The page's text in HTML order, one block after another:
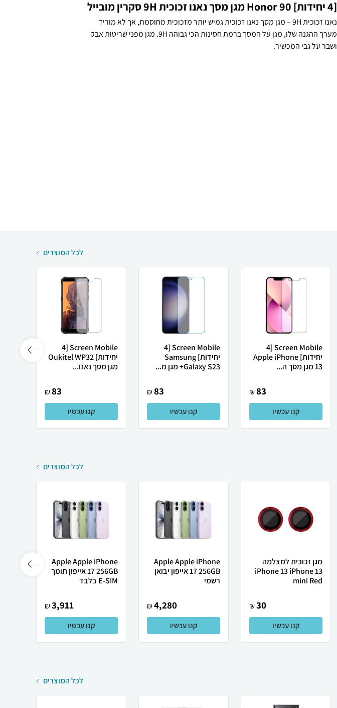
[4 יחידות] Honor 90 מגן מסך נאנו זכוכית 9H סקרין מובייל
נאנו זכוכית 9H – מגן מסך נאנו זכוכית גמיש יותר מזכוכית מחוסמת, אך לא מוריד
מערך ההגנה שלו, מגן על המסך ברמת חסינות הכי גבוהה 9H. מגן מפני שריטות אבק
ושבר על גבי המכשיר.
לכל המוצרים
Screen Mobile [4
יחידות] Apple iPhone
13 מגן מסך ה...
83
₪
קנו עכשיו
Screen Mobile [4
יחידות] Samsung
Galaxy S23+ מגן מ...
83
₪
קנו עכשיו
Screen Mobile [4
יחידות] Oukitel WP32
מגן מסך נאנו...
83
₪
קנו עכשיו
לכל המוצרים
מגן זכוכית למצלמה
iPhone 13 iPhone 13
mini Red
30
₪
קנו עכשיו
Apple Apple iPhone
17 256GB אייפון יבואן
רשמי
4,280
₪
קנו עכשיו
Apple Apple iPhone
17 256GB אייפון תומך
E-SIM בלבד
3,911
₪
קנו עכשיו
לכל המוצרים